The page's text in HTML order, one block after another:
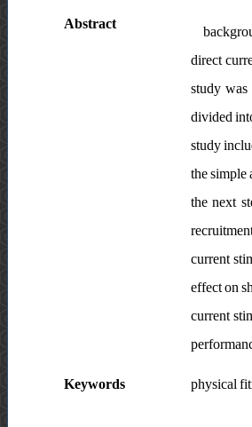
Abstract
direct
study
divided
study
the
the next
current
effect on
current
Keywords
physical